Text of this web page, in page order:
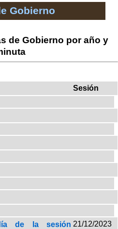
Gobierno
de Gobierno por año y
Sesión
de la sesión 21/12/2023